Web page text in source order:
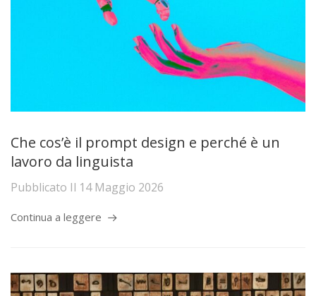
Che cos’è il prompt design e perché è un
lavoro da linguista
Pubblicato Il 14 Maggio 2026
Continua a leggere